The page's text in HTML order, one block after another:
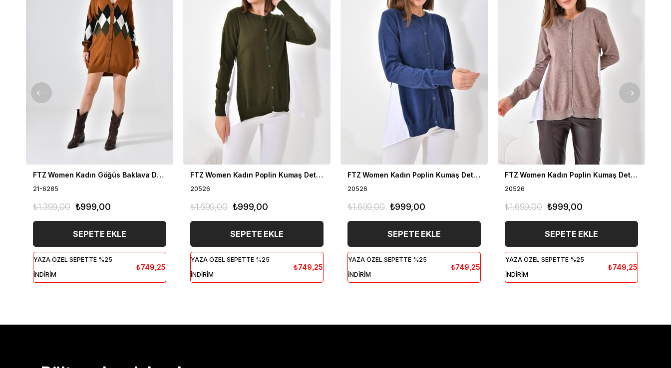
FTZ Women Kadın Göğüs Baklava Desen Hırka Taba 21-6285
21-6285
₺999,00
₺1.399,00
SEPETE EKLE
YAZA ÖZEL SEPETTE %25
İNDİRİM
₺749,25
FTZ Women Kadın Poplin Kumaş Detaylı Hırka Haki 20526
20526
₺999,00
₺1.699,00
SEPETE EKLE
YAZA ÖZEL SEPETTE %25
İNDİRİM
₺749,25
FTZ Women Kadın Poplin Kumaş Detaylı Hırka İndigo 20526
20526
₺999,00
₺1.699,00
SEPETE EKLE
YAZA ÖZEL SEPETTE %25
İNDİRİM
₺749,25
FTZ Women Kadın Poplin Kumaş Detaylı Hırka Vizon 20526
20526
₺999,00
₺1.699,00
SEPETE EKLE
YAZA ÖZEL SEPETTE %25
İNDİRİM
₺749,25